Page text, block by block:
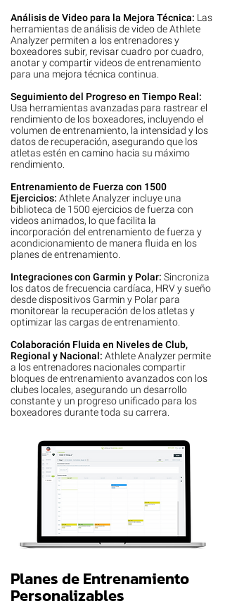
Análisis de Video para la Mejora Técnica: Las
herramientas de análisis de video de Athlete
Analyzer permiten a los entrenadores y
boxeadores subir, revisar cuadro por cuadro,
anotar y compartir videos de entrenamiento
para una mejora técnica continua.
Seguimiento del Progreso en Tiempo Real:
Usa herramientas avanzadas para rastrear el
rendimiento de los boxeadores, incluyendo el
volumen de entrenamiento, la intensidad y los
datos de recuperación, asegurando que los
atletas estén en camino hacia su máximo
rendimiento.
Entrenamiento de Fuerza con 1500
Ejercicios: Athlete Analyzer incluye una
biblioteca de 1500 ejercicios de fuerza con
videos animados, lo que facilita la
incorporación del entrenamiento de fuerza y
acondicionamiento de manera fluida en los
planes de entrenamiento.
Integraciones con Garmin y Polar: Sincroniza
los datos de frecuencia cardíaca, HRV y sueño
desde dispositivos Garmin y Polar para
monitorear la recuperación de los atletas y
optimizar las cargas de entrenamiento.
Colaboración Fluida en Niveles de Club,
Regional y Nacional: Athlete Analyzer permite
a los entrenadores nacionales compartir
bloques de entrenamiento avanzados con los
clubes locales, asegurando un desarrollo
constante y un progreso unificado para los
boxeadores durante toda su carrera.
Planes de Entrenamiento
Personalizables